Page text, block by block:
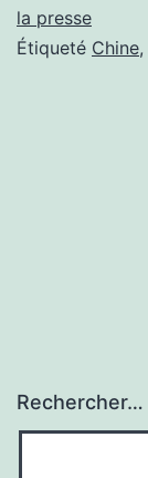
la presse
Étiqueté Chine,
Rechercher…